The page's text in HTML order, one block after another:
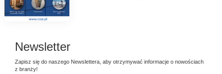
Newsletter
Zapisz się do naszego Newslettera, aby otrzymywać informacje o nowościach
z branży!